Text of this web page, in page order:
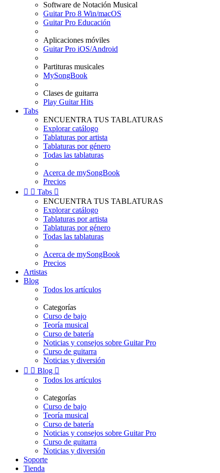
Software de Notación Musical
Guitar Pro 8 Win/macOS
Guitar Pro Educación
Aplicaciones móviles
Guitar Pro iOS/Android
Partituras musicales
MySongBook
Clases de guitarra
Play Guitar Hits
Tabs
ENCUENTRA TUS TABLATURAS
Explorar catálogo
Tablaturas por artista
Tablaturas por género
Todas las tablaturas
Acerca de mySongBook
Precios
  Tabs 
ENCUENTRA TUS TABLATURAS
Explorar catálogo
Tablaturas por artista
Tablaturas por género
Todas las tablaturas
Acerca de mySongBook
Precios
Artistas
Blog
Todos los artículos
Categorías
Curso de bajo
Teoría musical
Curso de batería
Noticias y consejos sobre Guitar Pro
Curso de guitarra
Noticias y diversión
  Blog 
Todos los artículos
Categorías
Curso de bajo
Teoría musical
Curso de batería
Noticias y consejos sobre Guitar Pro
Curso de guitarra
Noticias y diversión
Soporte
Tienda